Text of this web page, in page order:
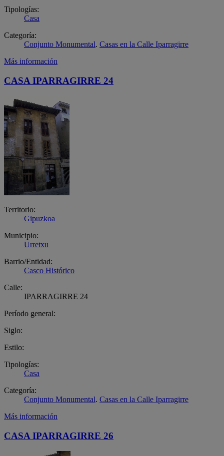
Tipologías:
Casa
Categoría:
Conjunto Monumental. Casas en la Calle Iparragirre
Más información
CASA IPARRAGIRRE 24
Territorio:
Gipuzkoa
Municipio:
Urretxu
Barrio/Entidad:
Casco Histórico
Calle:
IPARRAGIRRE 24
Período general:
Siglo:
Estilo:
Tipologías:
Casa
Categoría:
Conjunto Monumental. Casas en la Calle Iparragirre
Más información
CASA IPARRAGIRRE 26